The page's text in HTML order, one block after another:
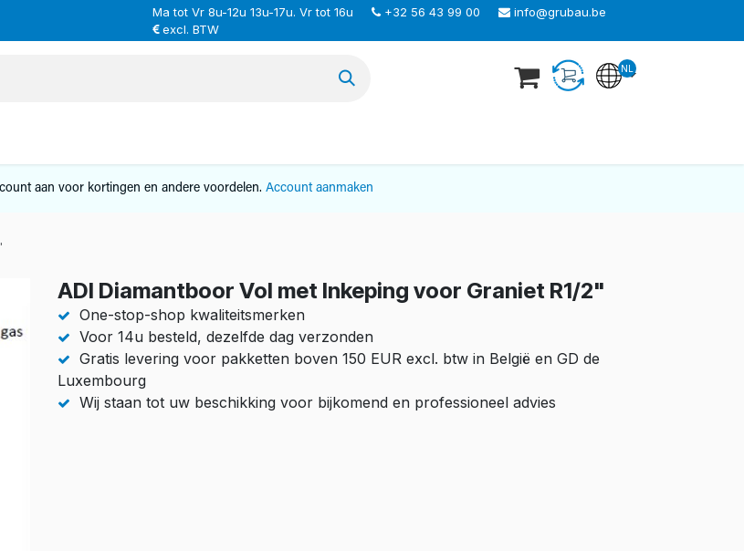
Ma tot Vr 8u-12u 13u-17u. Vr tot 16u +32 56 43 99 00
info@grubau.be
excl. BTW
NL
aan voor kortingen en andere voordelen. Account aanmaken
ADI Diamantboor Vol met Inkeping voor Graniet R1/2"
One-stop-shop kwaliteitsmerken
Voor 14u besteld, dezelfde dag verzonden
Gratis levering voor pakketten boven 150 EUR excl. btw in België en GD de
Luxembourg
Wij staan tot uw beschikking voor bijkomend en professioneel advies